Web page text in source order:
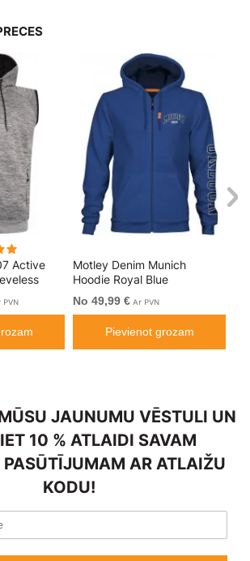
Active
PVN
Motley Denim Munich
Hoodie Royal Blue
No 49,99 € Ar PVN
Pievienot grozam
JAUNUMU VĒSTULI UN
10 % ATLAIDI SAVAM
AR ATLAIŽU
KODU!